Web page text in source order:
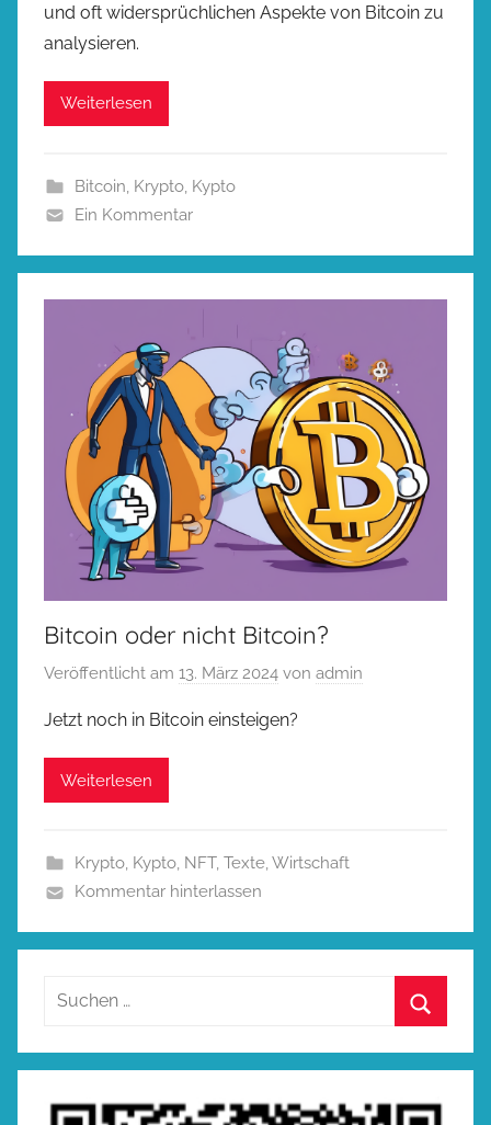
und oft widersprüchlichen Aspekte von Bitcoin zu
analysieren.
Weiterlesen
Bitcoin, Krypto, Kypto
Ein Kommentar
Bitcoin oder nicht Bitcoin?
Veröffentlicht am 13. März 2024 von admin
Jetzt noch in Bitcoin einsteigen?
Weiterlesen
Krypto, Kypto, NFT, Texte,Wirtschaft
Kommentar hinterlassen
Suchen